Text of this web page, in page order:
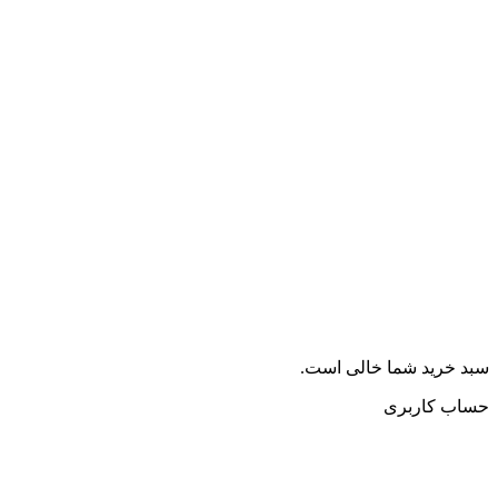
سبد خرید شما خالی است.
حساب کاربری